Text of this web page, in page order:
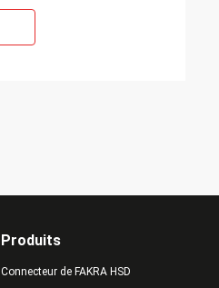
Produits
Connecteur de FAKRA HSD